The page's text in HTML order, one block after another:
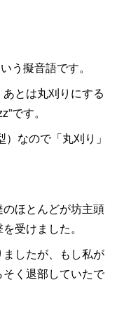
う擬音語です。
とは丸刈りにする
です。
なので「丸刈り」
ほとんどが坊主頭
受けました。
したが、もし私が
く退部していたで